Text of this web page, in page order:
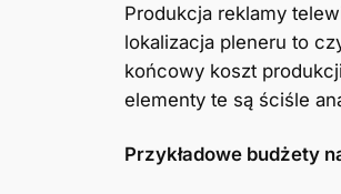
Produkcja reklamy
lokalizacja pleneru to
końcowy koszt
elementy te są ściśle
Przykładowe budżety